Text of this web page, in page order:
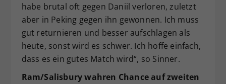
habe brutal oft gegen Daniil verloren, zuletzt
aber in Peking gegen ihn gewonnen. Ich muss
gut returnieren und besser aufschlagen als
heute, sonst wird es schwer. Ich hoffe einfach,
dass es ein gutes Match wird“, so Sinner.
Ram/Salisbury wahren Chance auf zweiten